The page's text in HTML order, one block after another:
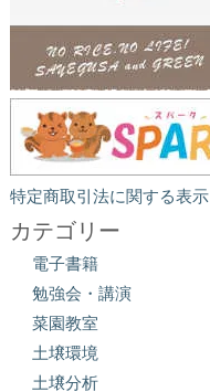
特定商取引法に関する表示
カテゴリー
電子書籍
勉強会・講演
菜園教室
土壌環境
土壌分析